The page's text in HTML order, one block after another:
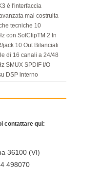
è l'interfaccia
mai costruita
tecniche 10
con SofClipTM 2 In
jack 10 Out Bilanciati
di 16 canali a 24/48
SMUX SPDIF I/O
DSP interno
contattare qui:
36100 (VI)
498070